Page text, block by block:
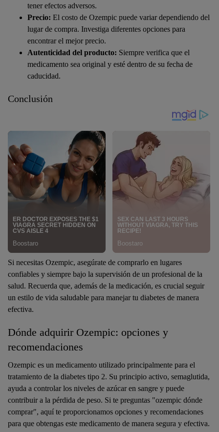
tener efectos adversos.
Precio: El costo de Ozempic puede variar dependiendo del
lugar de compra. Investiga diferentes opciones para
encontrar el mejor precio.
Autenticidad del producto: Siempre verifica que el
medicamento sea original y esté dentro de su fecha de
caducidad.
Conclusión
Si necesitas Ozempic, asegúrate de comprarlo en lugares
confiables y siempre bajo la supervisión de un profesional de la
salud. Recuerda que, además de la medicación, es crucial seguir
un estilo de vida saludable para manejar tu diabetes de manera
efectiva.
Dónde adquirir Ozempic: opciones y
recomendaciones
Ozempic es un medicamento utilizado principalmente para el
tratamiento de la diabetes tipo 2. Su principio activo, semaglutida,
ayuda a controlar los niveles de azúcar en sangre y puede
contribuir a la pérdida de peso. Si te preguntas "ozempic dónde
comprar", aquí te proporcionamos opciones y recomendaciones
para que obtengas este medicamento de manera segura y efectiva.